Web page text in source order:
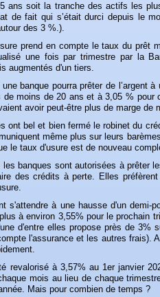
ans soit la tranche des actifs les
de fait qui s’était durci depuis le
des 3 %.).
prend en compte le taux du prêt
une fois par trimestre par la
augmentés d'un tiers.
banque pourra prêter de l’argent
moins de 20 ans et à 3,05 %
avoir peut-être plus de marge de
ont bel et bien fermé le robinet du
même plus sur leurs
le taux d'usure est de nouveau
banques sont autorisées à prêter
des crédits à perte. Elles
s'attendre à une hausse d'un demi-
à environ 3,55% pour le prochain
d'entre elles propose près de
l'assurance et les autres frais).
revalorisé à 3,57% au 1er janvier
mois au lieu de chaque
Mais pour combien de temps ?